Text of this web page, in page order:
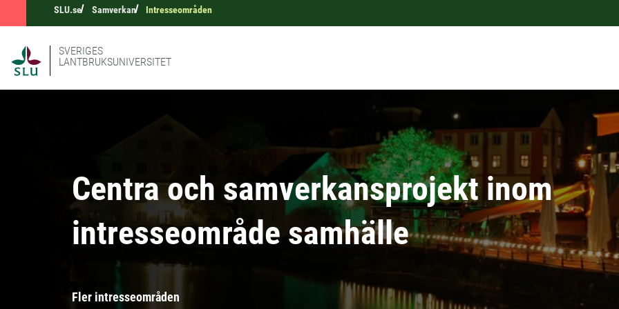
SLU.se Samverkan Intresseområden
SVERIGES
LANTBRUKSUNIVERSITET
Centra och samverkansprojekt inom
intresseområde samhälle
Fler intresseområden